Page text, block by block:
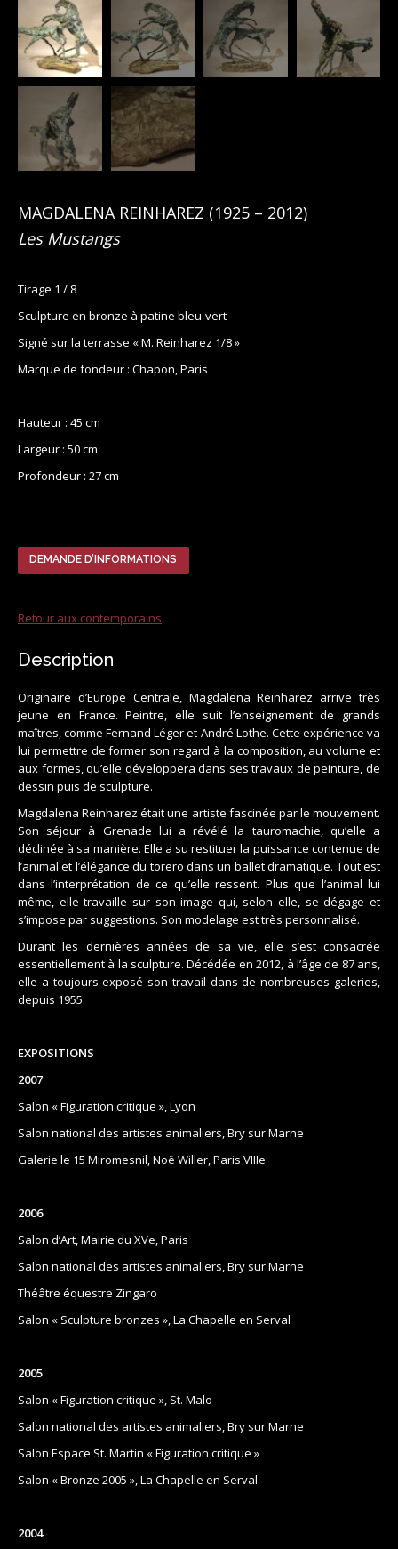
MAGDALENA REINHAREZ (1925 – 2012)
Les Mustangs
Tirage 1 / 8
Sculpture en bronze à patine bleu-vert
Signé sur la terrasse « M. Reinharez 1/8 »
Marque de fondeur : Chapon, Paris
Hauteur : 45 cm
Largeur : 50 cm
Profondeur : 27 cm
DEMANDE D’INFORMATIONS
Retour aux contemporains
Description
Originaire d’Europe Centrale, Magdalena Reinharez arrive très
jeune en France. Peintre, elle suit l’enseignement de grands
maîtres, comme Fernand Léger et André Lothe. Cette expérience va
lui permettre de former son regard à la composition, au volume et
aux formes, qu’elle développera dans ses travaux de peinture, de
dessin puis de sculpture.
Magdalena Reinharez était une artiste fascinée par le mouvement.
Son séjour à Grenade lui a révélé la tauromachie, qu’elle a
déclinée à sa manière. Elle a su restituer la puissance contenue de
l’animal et l’élégance du torero dans un ballet dramatique. Tout est
dans l’interprétation de ce qu’elle ressent. Plus que l’animal lui
même, elle travaille sur son image qui, selon elle, se dégage et
s’impose par suggestions. Son modelage est très personnalisé.
Durant les dernières années de sa vie, elle s’est consacrée
essentiellement à la sculpture. Décédée en 2012, à l’âge de 87 ans,
elle a toujours exposé son travail dans de nombreuses galeries,
depuis 1955.
EXPOSITIONS
2007
Salon « Figuration critique », Lyon
Salon national des artistes animaliers, Bry sur Marne
Galerie le 15 Miromesnil, Noë Willer, Paris VIIIe
2006
Salon d’Art, Mairie du XVe, Paris
Salon national des artistes animaliers, Bry sur Marne
Théâtre équestre Zingaro
Salon « Sculpture bronzes », La Chapelle en Serval
2005
Salon « Figuration critique », St. Malo
Salon national des artistes animaliers, Bry sur Marne
Salon Espace St. Martin « Figuration critique »
Salon « Bronze 2005 », La Chapelle en Serval
2004